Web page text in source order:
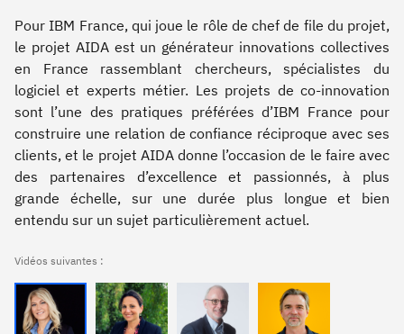
Pour IBM France, qui joue le rôle de chef de file du projet,
le projet AIDA est un générateur innovations collectives
en France rassemblant chercheurs, spécialistes du
logiciel et experts métier. Les projets de co-innovation
sont l’une des pratiques préférées d’IBM France pour
construire une relation de confiance réciproque avec ses
clients, et le projet AIDA donne l’occasion de le faire avec
des partenaires d’excellence et passionnés, à plus
grande échelle, sur une durée plus longue et bien
entendu sur un sujet particulièrement actuel.
Vidéos suivantes :